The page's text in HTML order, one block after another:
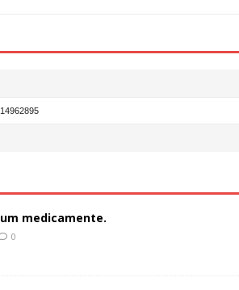
medicamente.
0